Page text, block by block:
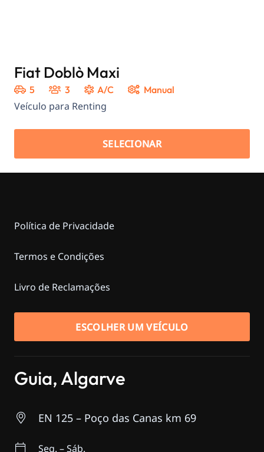
Fiat Doblò Maxi
5 3 A/C Manual
Veículo para Renting
SELECIONAR
Política de Privacidade
Termos e Condições
Livro de Reclamações
ESCOLHER UM VEÍCULO
Guia, Algarve
EN 125 – Poço das Canas km 69
Seg. – Sáb.